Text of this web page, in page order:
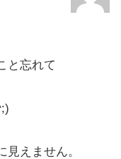
と忘れて
えません。